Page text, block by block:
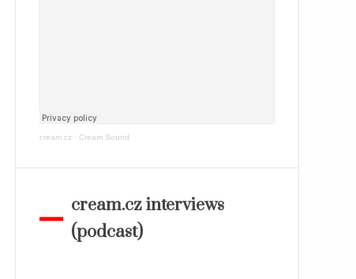
cream.cz · Cream Sound
cream.cz interviews
(podcast)